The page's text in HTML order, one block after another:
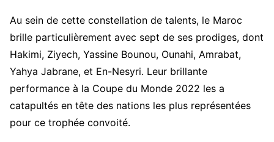
Au sein de cette constellation de talents, le Maroc
brille particulièrement avec sept de ses prodiges, dont
Hakimi, Ziyech, Yassine Bounou, Ounahi, Amrabat,
Yahya Jabrane, et En-Nesyri. Leur brillante
performance à la Coupe du Monde 2022 les a
catapultés en tête des nations les plus représentées
pour ce trophée convoité.